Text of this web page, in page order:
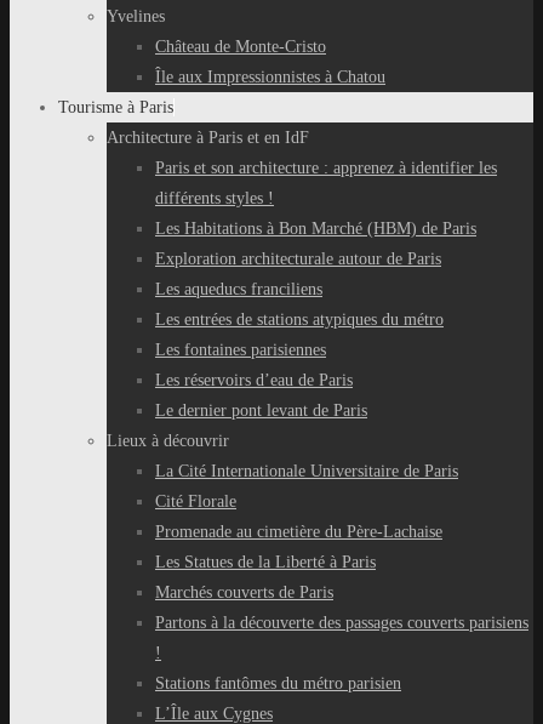
Yvelines
Château de Monte-Cristo
Île aux Impressionnistes à Chatou
Tourisme à Paris
Architecture à Paris et en IdF
Paris et son architecture : apprenez à identifier les
différents styles !
Les Habitations à Bon Marché (HBM) de Paris
Exploration architecturale autour de Paris
Les aqueducs franciliens
Les entrées de stations atypiques du métro
Les fontaines parisiennes
Les réservoirs d’eau de Paris
Le dernier pont levant de Paris
Lieux à découvrir
La Cité Internationale Universitaire de Paris
Cité Florale
Promenade au cimetière du Père-Lachaise
Les Statues de la Liberté à Paris
Marchés couverts de Paris
Partons à la découverte des passages couverts parisiens
!
Stations fantômes du métro parisien
L’Île aux Cygnes